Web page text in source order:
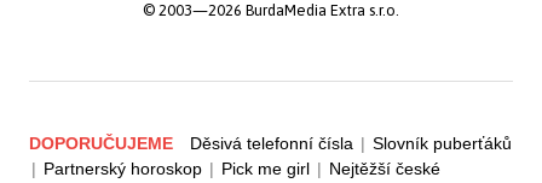
© 2003—2026 BurdaMedia Extra s.r.o.
DOPORUČUJEME Děsivá telefonní čísla | Slovník puberťáků
| Partnerský horoskop | Pick me girl | Nejtěžší české